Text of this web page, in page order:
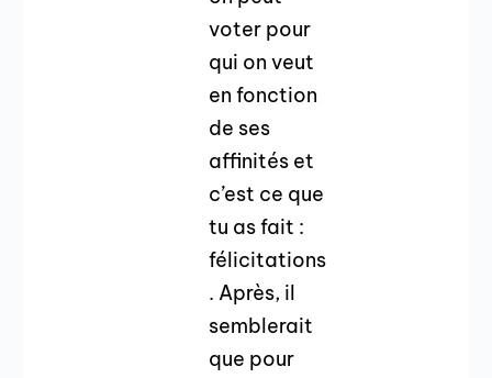
voter pour
qui on veut
en fonction
de ses
affinités et
c’est ce que
tu as fait :
félicitations
. Après, il
semblerait
que pour